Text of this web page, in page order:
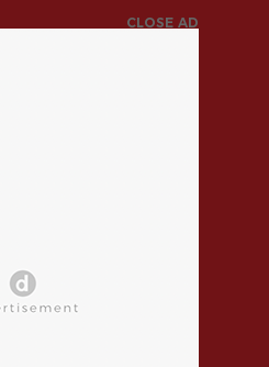
CLOSE AD